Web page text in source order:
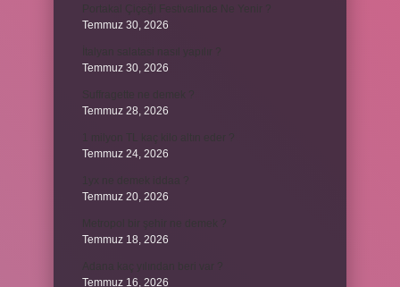
Temmuz 30, 2026
Temmuz 30, 2026
Temmuz 28, 2026
Temmuz 24, 2026
Temmuz 20, 2026
Temmuz 18, 2026
Temmuz 16, 2026